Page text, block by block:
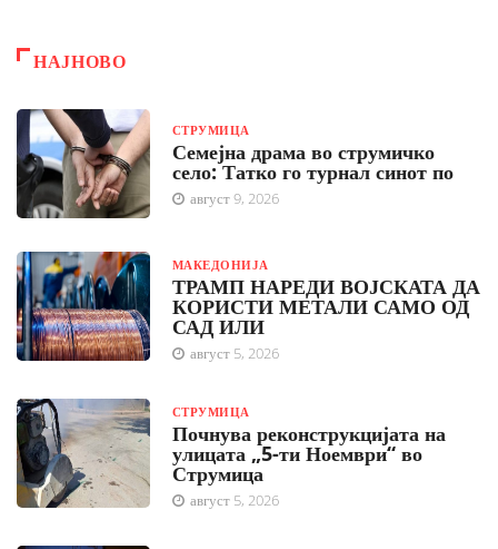
НАЈНОВО
СТРУМИЦА
Семејна драма во струмичко
село: Татко го турнал синот по
август 9, 2026
МАКЕДОНИЈА
ТРАМП НАРЕДИ ВОЈСКАТА ДА
КОРИСТИ МЕТАЛИ САМО ОД
САД ИЛИ
август 5, 2026
СТРУМИЦА
Почнува реконструкцијата на
улицата „5-ти Ноември“ во
Струмица
август 5, 2026